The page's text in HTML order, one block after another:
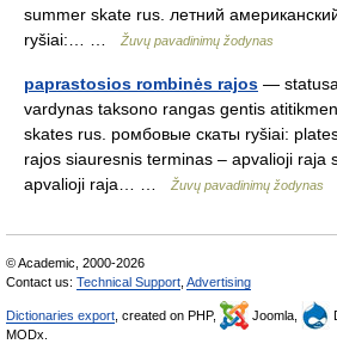
summer skate rus. летний
ryšiai:… …
Žuvų pavadinimų žodynas
paprastosios rombinės rajos —
vardynas taksono rangas gentis
skates rus. ромбовые скаты ryšiai:
rajos siauresnis terminas – apvalioji raja
apvalioji raja… …
Žuvų pavadinimų žodynas
© Academic, 2000-2026
Contact us: Technical Support Advertising
Dictionaries export , created on PHP, Joomla,
MODx.